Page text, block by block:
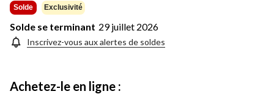
Solde Exclusivité
Solde se terminant 29 juillet 2026
Inscrivez-vous aux alertes de soldes
Achetez-le en ligne :